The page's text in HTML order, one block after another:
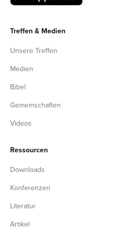
Treffen & Medien
Unsere Treffen
Medien
Bibel
Gemeinschaften
Videos
Ressourcen
Downloads
Konferenzen
Literatur
Artikel